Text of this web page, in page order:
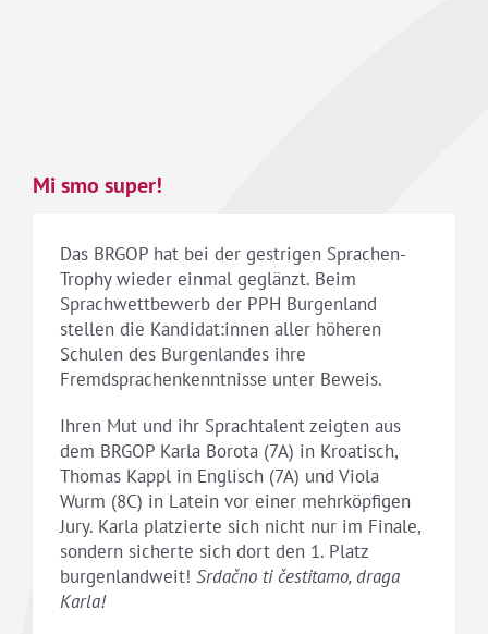
Mi smo super!
Das BRGOP hat bei der gestrigen Sprachen-
Trophy wieder einmal geglänzt. Beim
Sprachwettbewerb der PPH Burgenland
stellen die Kandidat:innen aller höheren
Schulen des Burgenlandes ihre
Fremdsprachenkenntnisse unter Beweis.
Ihren Mut und ihr Sprachtalent zeigten aus
dem BRGOP Karla Borota (7A) in Kroatisch,
Thomas Kappl in Englisch (7A) und Viola
Wurm (8C) in Latein vor einer mehrköpfigen
Jury. Karla platzierte sich nicht nur im Finale,
sondern sicherte sich dort den 1. Platz
burgenlandweit!Srdačno ti čestitamo, draga
Karla!